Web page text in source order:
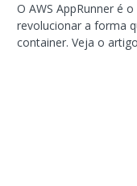
O AWS AppRunner é
revolucionar a forma
container. Veja o